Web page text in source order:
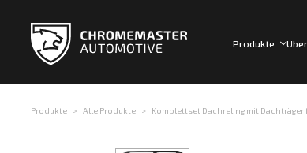
Produkte
Produkte Alle Produkte Komplettset Dachreling mit Dachträger